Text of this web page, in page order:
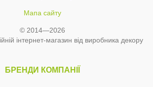
Мапа сайту
© 2014—2026
інтернет-магазин від виробника декору
БРЕНДИ КОМПАНІЇ